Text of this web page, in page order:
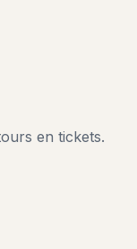
en tickets.